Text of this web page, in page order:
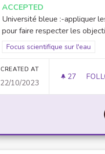
ACCEPTED
Université bleue :-appliquer
pour faire respecter les
Filter results for scope: Focus
Focus scientifique sur l'eau
CREATED AT
22/10/2023
27 27